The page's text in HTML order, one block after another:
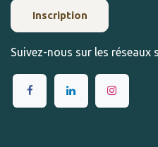
Inscription
Suivez-nous sur les réseaux